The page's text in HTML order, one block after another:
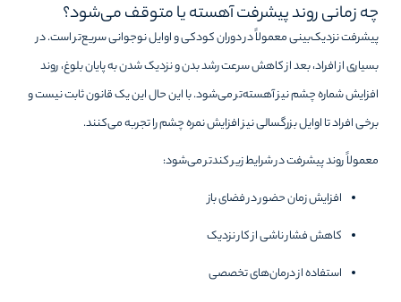
چه زمانی روند پیشرفت آهسته یا متوقف می‌شود؟
پیشرفت نزدیک‌بینی معمولاً در دوران کودکی و اوایل نوجوانی سریع‌تر است. در
بسیاری از افراد، بعد از کاهش سرعت رشد بدن و نزدیک شدن به پایان بلوغ، روند
افزایش شماره چشم نیز آهسته‌تر می‌شود. با این حال این یک قانون ثابت نیست و
برخی افراد تا اوایل بزرگسالی نیز افزایش نمره چشم را تجربه می‌کنند.
معمولاً روند پیشرفت در شرایط زیر کندتر می‌شود:
افزایش زمان حضور در فضای باز
کاهش فشار ناشی از کار نزدیک
استفاده از درمان‌های تخصصی